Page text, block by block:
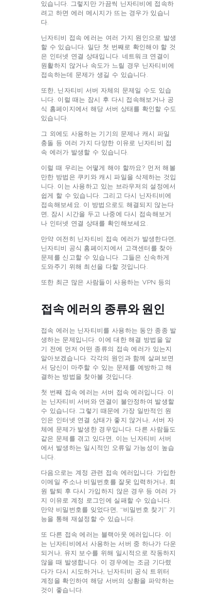
있습니다. 그렇지만 가끔씩 닌자티비에 접속하
려고 하면 에러 메시지가 뜨는 경우가 있습니
다.
닌자티비 접속 에러는 여러 가지 원인으로 발생
할 수 있습니다. 일단 첫 번째로 확인해야 할 것
은 인터넷 연결 상태입니다. 네트워크 연결이
원활하지 않거나 속도가 느릴 경우 닌자티비에
접속하는데 문제가 생길 수 있습니다.
또한, 닌자티비 서버 자체의 문제일 수도 있습
니다. 이럴 때는 잠시 후 다시 접속해보거나 공
식 홈페이지에서 해당 서버 상태를 확인할 수도
있습니다.
그 외에도 사용하는 기기의 문제나 캐시 파일
충돌 등 여러 가지 다양한 이유로 닌자티비 접
속 에러가 발생할 수 있습니다.
이럴 때 우리는 어떻게 해야 할까요? 먼저 해볼
만한 방법은 쿠키와 캐시 파일을 삭제하는 것입
니다. 이는 사용하고 있는 브라우저의 설정에서
쉽게 할 수 있습니다. 그리고 다시 닌자티비에
접속해보세요. 이 방법으로도 해결되지 않는다
면, 잠시 시간을 두고 나중에 다시 접속해보거
나 인터넷 연결 상태를 확인해보세요.
만약 여전히 닌자티비 접속 에러가 발생한다면,
닌자티비 공식 홈페이지에서 고객센터를 찾아
문제를 신고할 수 있습니다. 그들은 신속하게
도와주기 위해 최선을 다할 것입니다.
또한 최근 많은 사람들이 사용하는 VPN 등의
접속 에러의 종류와 원인
접속 에러는 닌자티비를 사용하는 동안 종종 발
생하는 문제입니다. 이에 대한 해결 방법을 알
기 전에 먼저 어떤 종류의 접속 에러가 있는지
알아보겠습니다. 각각의 원인과 함께 살펴보면
서 당신이 마주할 수 있는 문제를 예방하고 해
결하는 방법을 찾아볼 것입니다.
첫 번째 접속 에러는 서버 접속 에러입니다. 이
는 닌자티비 서버와 연결이 불안정하여 발생할
수 있습니다. 그렇기 때문에 가장 일반적인 원
인은 인터넷 연결 상태가 좋지 않거나, 서버 자
체에 문제가 발생한 경우입니다. 다른 사람들도
같은 문제를 겪고 있다면, 이는 닌자티비 서버
에서 발생하는 일시적인 오류일 가능성이 높습
니다.
다음으로는 계정 관련 접속 에러입니다. 가입한
이메일 주소나 비밀번호를 잘못 입력하거나, 회
원 탈퇴 후 다시 가입하지 않은 경우 등 여러 가
지 이유로 계정 로그인에 실패할 수 있습니다.
만약 비밀번호를 잊었다면, “비밀번호 찾기” 기
능을 통해 재설정할 수 있습니다.
또 다른 접속 에러는 블랙아웃 에러입니다. 이
는 닌자티비에서 사용하는 서버 중 하나가 다운
되거나, 유지 보수를 위해 일시적으로 작동하지
않을 때 발생합니다. 이 경우에는 조금 기다렸
다가 다시 시도하거나, 닌자티비 공식 트위터
계정을 확인하여 해당 서버의 상황을 파악하는
것이 좋습니다.